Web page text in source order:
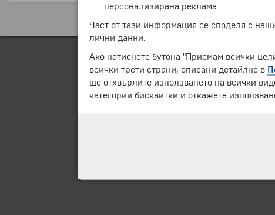
персонализирана реклама.
Част от тази информация се споделя с
лични данни.
Ако натиснете бутона "Приемам всички
всички трети страни, описани детайлно в
ще отхвърлите използването на всички
категории бисквитки и откажете